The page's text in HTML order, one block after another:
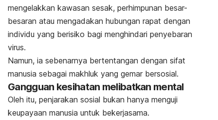
mengelakkan kawasan sesak, perhimpunan besar-
besaran atau mengadakan hubungan rapat dengan
individu yang berisiko bagi menghindari penyebaran
virus.
Namun, ia sebenarnya bertentangan dengan sifat
manusia sebagai makhluk yang gemar bersosial.
Gangguan kesihatan melibatkan mental
Oleh itu, penjarakan sosial bukan hanya menguji
keupayaan manusia untuk bekerjasama.